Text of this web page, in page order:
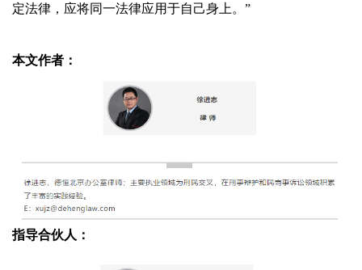
定法律，应将同一法律应用于自己身上。”
本文作者：
指导合伙人：